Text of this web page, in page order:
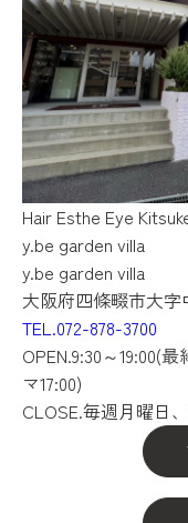
Hair Esthe Eye
y.be garden villa
y.be garden villa
大阪府四條畷市大字
TEL.072-878-3700
OPEN.9:30～19:00(
マ17:00)
CLOSE.毎週月曜日